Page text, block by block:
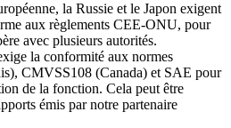
la Russie et le Japon exigent
aux règlements CEE-ONU, pour
avec plusieurs autorités.
la conformité aux normes
CMVSS108 (Canada) et SAE pour
de la fonction. Cela peut être
émis par notre partenaire